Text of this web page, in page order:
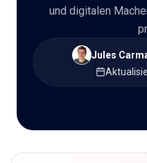
und digitalen
Jules